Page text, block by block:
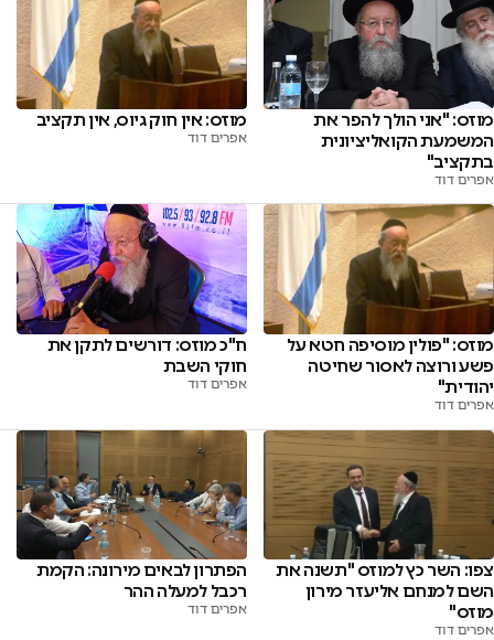
מוזס: "אני הולך להפר את
המשמעת הקואליציונית
בתקציב"
אפרים דוד
מוזס: אין חוק גיוס, אין תקציב
אפרים דוד
מוזס: "פולין מוסיפה חטא על
פשע ורוצה לאסור שחיטה
יהודית"
אפרים דוד
ח"כ מוזס: דורשים לתקן את
חוקי השבת
אפרים דוד
צפו: השר כץ למוזס "תשנה את
השם למנחם אליעזר מירון
מוזס"
אפרים דוד
הפתרון לבאים מירונה: הקמת
רכבל למעלה ההר
אפרים דוד